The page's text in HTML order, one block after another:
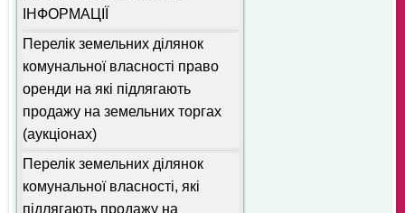
ІНФОРМАЦІЇ
Перелік земельних ділянок
комунальної власності право
оренди на які підлягають
продажу на земельних торгах
(аукціонах)
Перелік земельних ділянок
комунальної власності, які
підлягають продажу на